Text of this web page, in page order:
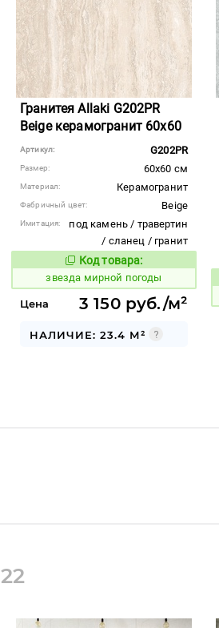
Гранитея Allaki G202PR
Beige керамогранит 60x60
Артикул: G202PR
Размер: 60x60 см
Материал: Керамогранит
Фабричный цвет: Beige
Имитация:
под камень / травертин
/ сланец / гранит
Код товара:
444696Код товара:
звезда мирной погоды
Цена 3 150 руб./м²
НАЛИЧИЕ: 23.4 М²
22